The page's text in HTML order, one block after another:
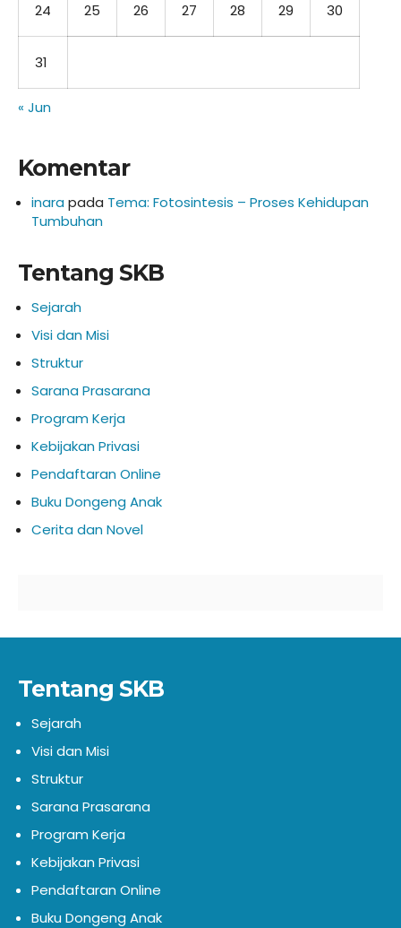
24 25 26 27 28 29 30
31
« Jun
Komentar
inara pada Tema: Fotosintesis – Proses Kehidupan
Tumbuhan
Tentang SKB
Sejarah
Visi dan Misi
Struktur
Sarana Prasarana
Program Kerja
Kebijakan Privasi
Pendaftaran Online
Buku Dongeng Anak
Cerita dan Novel
Tentang SKB
Sejarah
Visi dan Misi
Struktur
Sarana Prasarana
Program Kerja
Kebijakan Privasi
Pendaftaran Online
Buku Dongeng Anak